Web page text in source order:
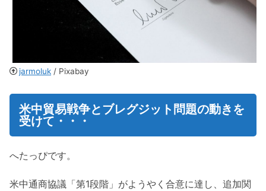
jarmoluk / Pixabay
米中貿易戦争とブレグジット問題の動きを
受けて・・・
へたっぴです。
米中通商協議「第1段階」がようやく合意に達し、追加関